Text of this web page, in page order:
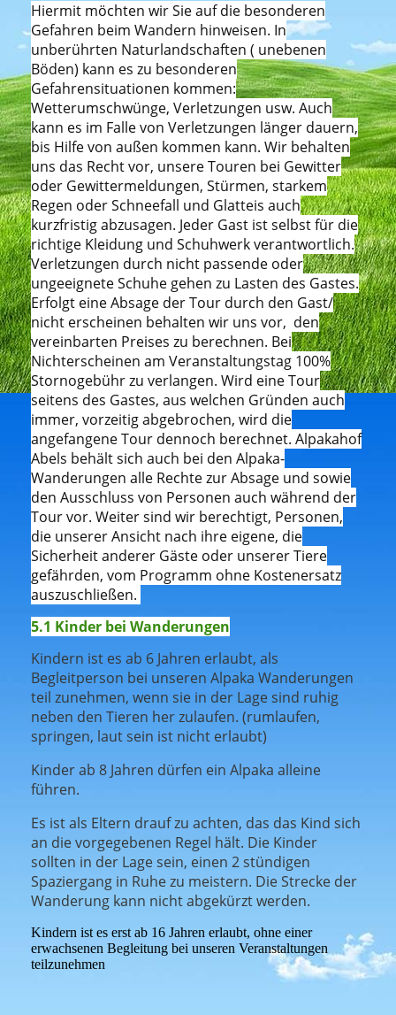
Hiermit möchten wir Sie auf die besonderen
Gefahren beim Wandern hinweisen. In
unberührten Naturlandschaften ( unebenen
Böden) kann es zu besonderen
Gefahrensituationen kommen:
Wetterumschwünge, Verletzungen usw. Auch
kann es im Falle von Verletzungen länger dauern,
bis Hilfe von außen kommen kann. Wir behalten
uns das Recht vor, unsere Touren bei Gewitter
oder Gewittermeldungen, Stürmen, starkem
Regen oder Schneefall und Glatteis auch
kurzfristig abzusagen. Jeder Gast ist selbst für die
richtige Kleidung und Schuhwerk verantwortlich.
Verletzungen durch nicht passende oder
ungeeignete Schuhe gehen zu Lasten des Gastes.
Erfolgt eine Absage der Tour durch den Gast/
nicht erscheinen behalten wir uns vor, den
vereinbarten Preises zu berechnen. Bei
Nichterscheinen am Veranstaltungstag 100%
Stornogebühr zu verlangen. Wird eine Tour
seitens des Gastes, aus welchen Gründen auch
immer, vorzeitig abgebrochen, wird die
angefangene Tour dennoch berechnet. Alpakahof
Abels behält sich auch bei den Alpaka-
Wanderungen alle Rechte zur Absage und sowie
den Ausschluss von Personen auch während der
Tour vor. Weiter sind wir berechtigt, Personen,
die unserer Ansicht nach ihre eigene, die
Sicherheit anderer Gäste oder unserer Tiere
gefährden, vom Programm ohne Kostenersatz
auszuschließen.
5.1 Kinder bei Wanderungen
Kindern ist es ab 6 Jahren erlaubt, als
Begleitperson bei unseren Alpaka Wanderungen
teil zunehmen, wenn sie in der Lage sind ruhig
neben den Tieren her zulaufen. (rumlaufen,
springen, laut sein ist nicht erlaubt)
Kinder ab 8 Jahren dürfen ein Alpaka alleine
führen.
Es ist als Eltern drauf zu achten, das das Kind sich
an die vorgegebenen Regel hält. Die Kinder
sollten in der Lage sein, einen 2 stündigen
Spaziergang in Ruhe zu meistern. Die Strecke der
Wanderung kann nicht abgekürzt werden.
Kindern ist es erst ab 16 Jahren erlaubt, ohne einer
erwachsenen Begleitung bei unseren Veranstaltungen
teilzunehmen